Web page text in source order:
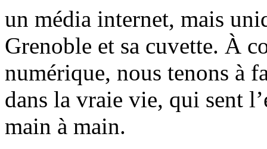
un média internet, mais
Grenoble et sa cuvette. À
numérique, nous tenons à
dans la vraie vie, qui sent
main à main.